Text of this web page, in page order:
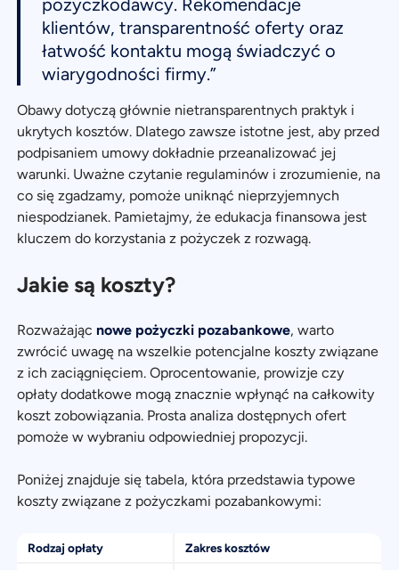
pożyczkodawcy. Rekomendacje
klientów, transparentność oferty oraz
łatwość kontaktu mogą świadczyć o
wiarygodności firmy.”
Obawy dotyczą głównie nietransparentnych praktyk i
ukrytych kosztów. Dlatego zawsze istotne jest, aby przed
podpisaniem umowy dokładnie przeanalizować jej
warunki. Uważne czytanie regulaminów i zrozumienie, na
co się zgadzamy, pomoże uniknąć nieprzyjemnych
niespodzianek. Pamietajmy, że edukacja finansowa jest
kluczem do korzystania z pożyczek z rozwagą.
Jakie są koszty?
Rozważając nowe pożyczki pozabankowe, warto
zwrócić uwagę na wszelkie potencjalne koszty związane
z ich zaciągnięciem. Oprocentowanie, prowizje czy
opłaty dodatkowe mogą znacznie wpłynąć na całkowity
koszt zobowiązania. Prosta analiza dostępnych ofert
pomoże w wybraniu odpowiedniej propozycji.
Poniżej znajduje się tabela, która przedstawia typowe
koszty związane z pożyczkami pozabankowymi:
Rodzaj opłaty Zakres kosztów